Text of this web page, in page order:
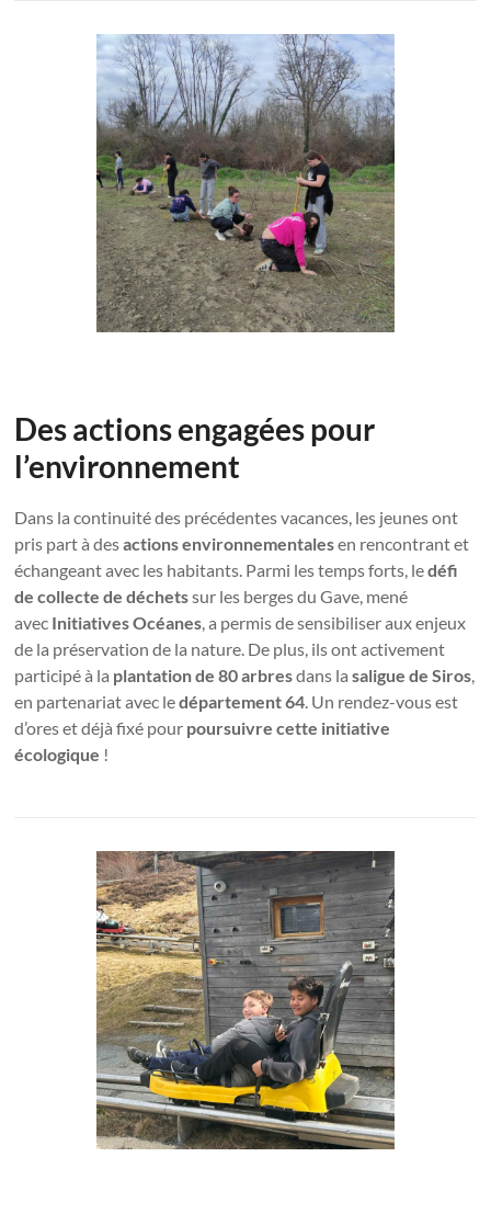
Des actions engagées pour
l’environnement
Dans la continuité des précédentes vacances, les jeunes ont
pris part à desactions environnementalesen rencontrant et
échangeant avec les habitants. Parmi les temps forts, ledéfi
de collecte de déchetssur les berges du Gave, mené
avec Initiatives Océanes , a permis de sensibiliser aux enjeux
de la préservation de la nature. De plus, ils ont activement
participé à la plantation de 80 arbresdans lasaligue de Siros
en partenariat avec ledépartement 64 . Un rendez-vous est
d’ores et déjà fixé pour poursuivre cette initiative
écologique !